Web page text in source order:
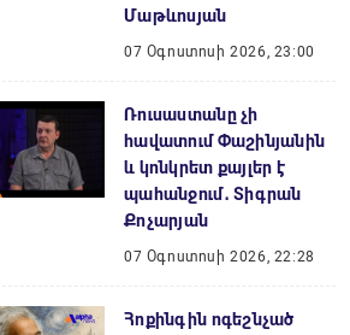
Մաթևոսյան
07 Օգոստոսի 2026, 23:00
Ռուսաստանը չի
հավատում Փաշինյանին
և կոնկրետ քայլեր է
պահանջում․ Տիգրան
Քոչարյան
07 Օգոստոսի 2026, 22:28
Հոքինգին ոգեշնչած